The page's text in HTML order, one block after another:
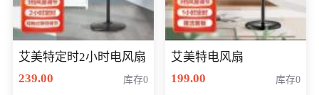
艾美特定时2小时电风扇
239.00
库存0
艾美特电风扇
199.00
库存0